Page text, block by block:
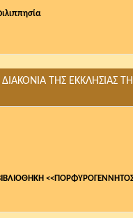
ΤΗΣ ΕΚΚΛΗΣΙΑΣ